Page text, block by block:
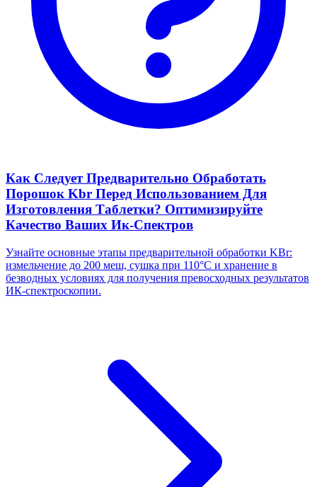
Как Следует Предварительно Обработать
Порошок Kbr Перед Использованием Для
Изготовления Таблетки? Оптимизируйте
Качество Ваших Ик-Спектров
Узнайте основные этапы предварительной обработки KBr:
измельчение до 200 меш, сушка при 110°C и хранение в
безводных условиях для получения превосходных результатов
ИК-спектроскопии.